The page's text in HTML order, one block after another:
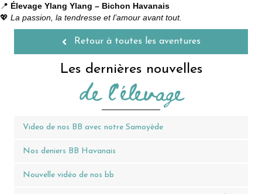
📍 Élevage Ylang Ylang – Bichon Havanais
💖 La passion, la tendresse et l’amour avant tout.
Retour à toutes les aventures
Les dernières nouvelles
de l'élevage
Video de nos BB avec notre Samoyède
Nos deniers BB Havanais
Nouvelle vidéo de nos bb